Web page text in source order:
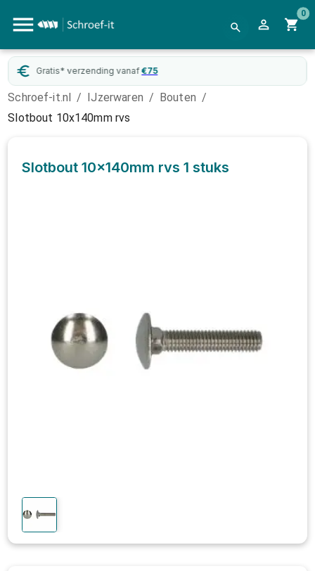
0
Gratis* verzending vanaf €75
Schroef-it.nl / IJzerwaren / Bouten /
Slotbout 10x140mm rvs
Slotbout 10x140mm rvs 1 stuks